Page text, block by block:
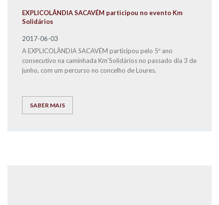
EXPLICOLÂNDIA SACAVÉM participou no evento Km
Solidários
2017-06-03
A EXPLICOLÂNDIA SACAVÉM participou pelo 5º ano
consecutivo na caminhada Km’Solidários no passado dia 3 de
junho, com um percurso no concelho de Loures.
SABER MAIS